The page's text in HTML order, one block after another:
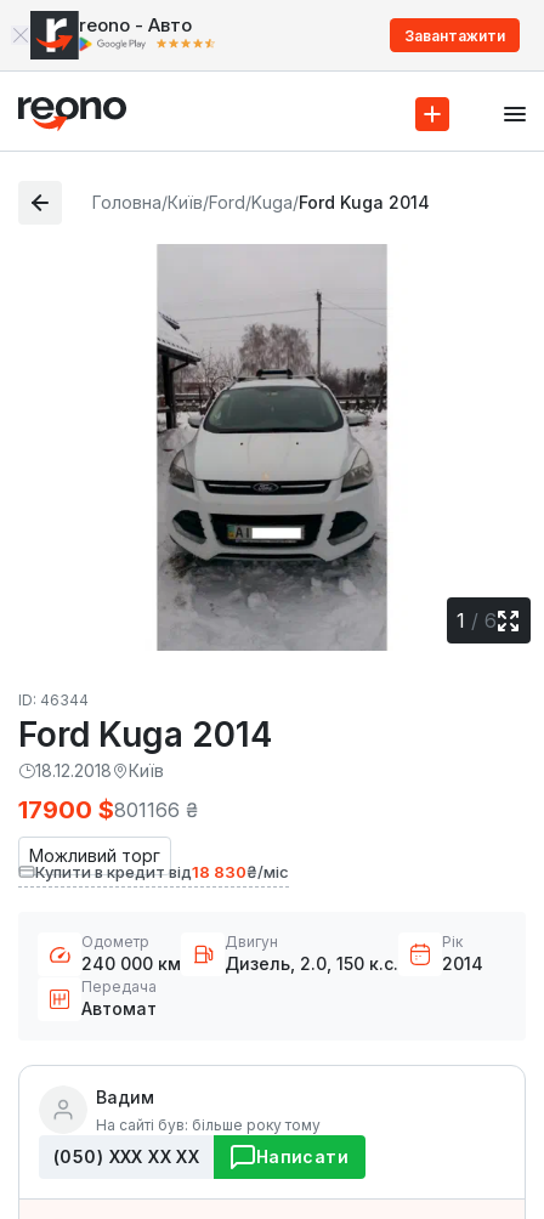
reono - Авто Завантажити
Головна/Київ/Ford/Kuga/Ford Kuga 2014
1 / 6
ID: 46344
Ford Kuga 2014
18.12.2018 Київ
Можливий торг
17900 $801166 ₴
Купити в кредит від18 830₴/міс
Одометр
240 000 км
Двигун
Дизель, 2.0, 150 к.с.
Рік
2014
Передача
Автомат
Вадим
На сайті був: більше року тому
(050) ХХХ ХХ ХХ Написати